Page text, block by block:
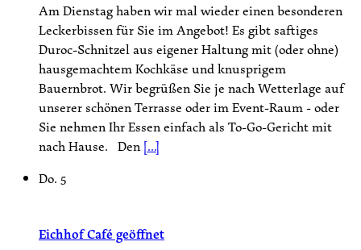
Am Dienstag haben wir mal wieder einen besonderen
Leckerbissen für Sie im Angebot! Es gibt saftiges
Duroc-Schnitzel aus eigener Haltung mit (oder ohne)
hausgemachtem Kochkäse und knusprigem
Bauernbrot. Wir begrüßen Sie je nach Wetterlage auf
unserer schönen Terrasse oder im Event-Raum - oder
Sie nehmen Ihr Essen einfach als To-Go-Gericht mit
nach Hause. Den[...]
Do. 5
Eichhof Café geöffnet